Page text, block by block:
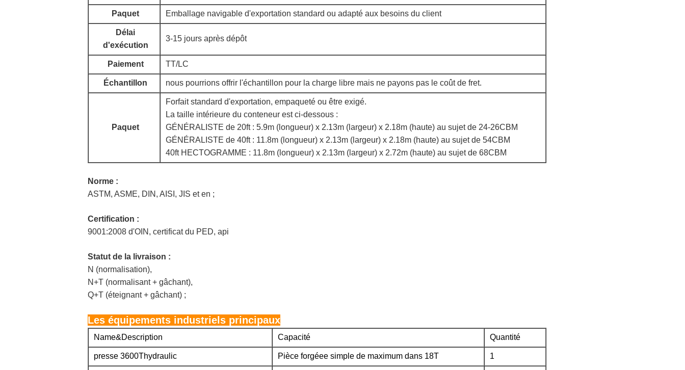
Paquet Emballage navigable d'exportation standard ou adapté aux besoins du client
Délai
d'exécution
3-15 jours après dépôt
Paiement TT/LC
Échantillon nous pourrions offrir l'échantillon pour la charge libre mais ne payons pas le coût de fret.
Paquet
Forfait standard d'exportation, empaqueté ou être exigé.
La taille intérieure du conteneur est ci-dessous :
GÉNÉRALISTE de 20ft : 5.9m (longueur) x 2.13m (largeur) x 2.18m (haute) au sujet de 24-26CBM
GÉNÉRALISTE de 40ft : 11.8m (longueur) x 2.13m (largeur) x 2.18m (haute) au sujet de 54CBM
40ft HECTOGRAMME : 11.8m (longueur) x 2.13m (largeur) x 2.72m (haute) au sujet de 68CBM
Norme :
ASTM, ASME, DIN, AISI, JIS et en ;
Certification :
9001:2008 d'OIN, certificat du PED, api
Statut de la livraison :
N (normalisation),
N+T (normalisant + gâchant),
Q+T (éteignant + gâchant) ;
Les équipements industriels principaux
Name&Description Capacité Quantité
presse 3600Thydraulic Pièce forgéee simple de maximum dans 18T 1